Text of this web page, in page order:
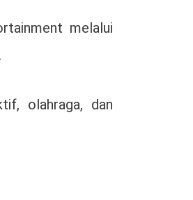
melalui
olahraga, dan